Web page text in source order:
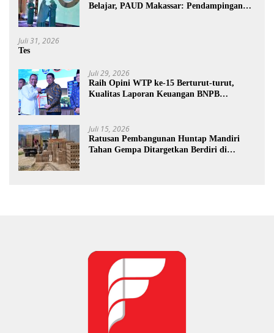
Belajar, PAUD Makassar: Pendampingan
Juli 31, 2026
Tes
Juli 29, 2026
Raih Opini WTP ke-15 Berturut-turut,
Kualitas Laporan Keuangan BNPB
Juli 15, 2026
Ratusan Pembangunan Huntap Mandiri
Tahan Gempa Ditargetkan Berdiri di